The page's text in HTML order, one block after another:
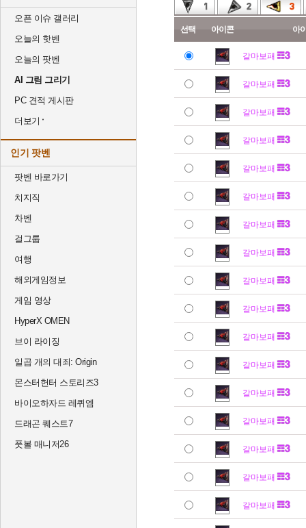
오픈 이슈 갤러리
오늘의 핫벤
오늘의 팟벤
AI 그림 그리기
PC 견적 게시판
더보기
인기 팟벤
팟벤 바로가기
치지직
차벤
걸그룹
여행
해외게임정보
게임 영상
HyperX OMEN
브이 라이징
일곱 개의 대죄: Origin
몬스터헌터 스토리즈3
바이오하자드 레퀴엠
드래곤 퀘스트7
풋볼 매니저26
선택 아이콘 아
갈마보패
갈마보패
갈마보패
갈마보패
갈마보패
갈마보패
갈마보패
갈마보패
갈마보패
갈마보패
갈마보패
갈마보패
갈마보패
갈마보패
갈마보패
갈마보패
갈마보패